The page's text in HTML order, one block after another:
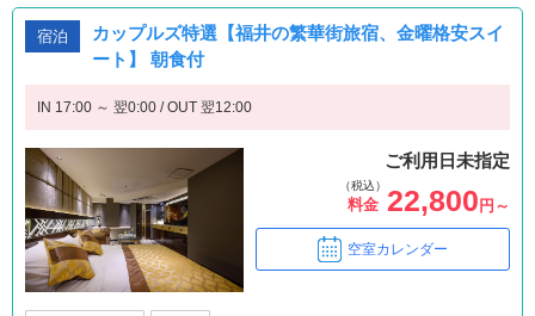
宿泊
カップルズ特選【福井の繁華街旅宿、金曜格安スイ
ート】 朝食付
IN 17:00 ～ 翌0:00 / OUT 翌12:00
ご利用日未指定
（税込）
料金 22,800 円～
空室カレンダー